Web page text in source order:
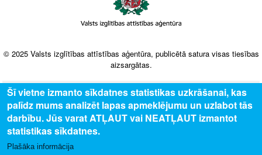
© 2025 Valsts izglītības attīstības aģentūra, publicētā satura visas tiesības
aizsargātas.
Šī vietne izmanto sīkdatnes statistikas uzkrāšanai, kas
palīdz mums analizēt lapas apmeklējumu un uzlabot tās
darbību. Jūs varat ATĻAUT vai NEATĻAUT izmantot
statistikas sīkdatnes.
Plašāka informācija